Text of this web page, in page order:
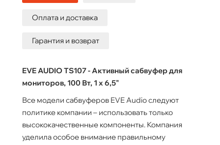
Оплата и доставка
Гарантия и возврат
EVE AUDIO TS107 - Активный сабвуфер для
мониторов, 100 Вт, 1 х 6,5"
Все модели сабвуферов EVE Audio следуют
политике компании – использовать только
высококачественные компоненты. Компания
уделила особое внимание правильному